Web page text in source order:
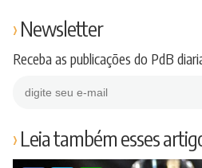
Newsletter
Receba as publicações do PdB
Leia também esses